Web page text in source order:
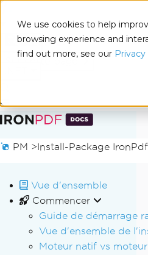
We use cookies to help
browsing experience and
find out more, see our Privacy
Passer au contenu du pied de
Docs
Sur cette page
PM >Install-Package IronPdf
Vue d'ensemble
Commencer
Guide de démarrage
Vue d'ensemble de
Moteur natif vs